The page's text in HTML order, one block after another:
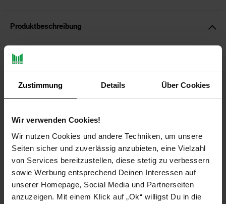
Zustimmung Details Über Cookies
Wir verwenden Cookies!
Wir nutzen Cookies und andere Techniken, um unsere
Seiten sicher und zuverlässig anzubieten, eine Vielzahl
von Services bereitzustellen, diese stetig zu verbessern
sowie Werbung entsprechend Deinen Interessen auf
unserer Homepage, Social Media und Partnerseiten
anzuzeigen. Mit einem Klick auf „Ok“ willigst Du in die
Produktbeschreibung
Hasbro
Nerf Super Soaker Hydro Battle
Cruiser Schwimmring
Der Nerf Super Soaker Hydro Battle Cruiser verbindet einen
Kinder ab 6 Jahren können sich auf dem Schwimmring
platzieren und mit dem integrierten Blaster spielerische
Wasserduelle im Pool erleben.
Der montierte Mega-Blaster wird über das Poolwasser
versorgt und muss während des Spiels nicht separat
nachgefüllt werden. Dadurch bleibt der Spielablauf dynamisch,
während die angegebene Reichweite von bis zu 4,8 m für